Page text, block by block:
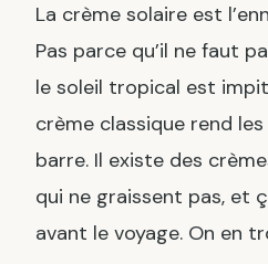
La crème solaire est
Pas parce qu’il ne faut
le soleil tropical est
crème classique rend
barre. Il existe des
qui ne graissent pas, et
avant le voyage. On en